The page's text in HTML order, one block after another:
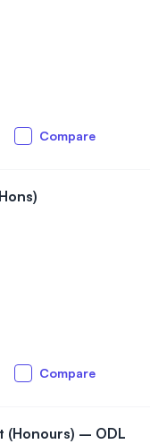
Compare
Compare
(Honours) – ODL